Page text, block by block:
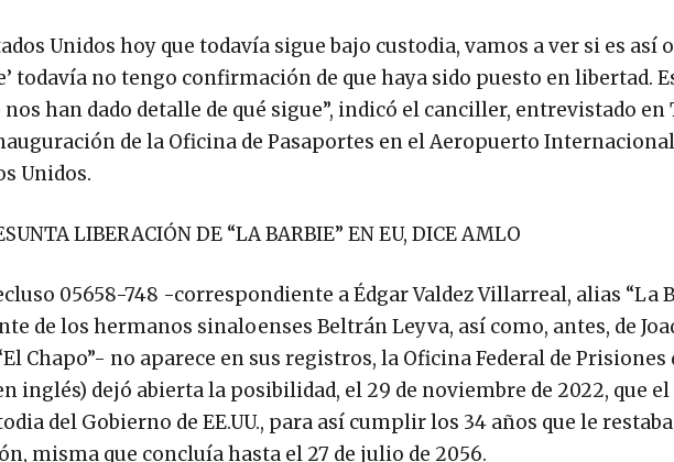
Unidos hoy que todavía sigue bajo custodia, vamos a ver si es así
todavía no tengo confirmación de que haya sido puesto en libertad.
han dado detalle de qué sigue”, indicó el canciller, entrevistado en
de la Oficina de Pasaportes en el Aeropuerto
Unidos.
LIBERACIÓN DE “LA BARBIE” EN EU, DICE AMLO
05658-748 -correspondiente a Édgar Valdez Villarreal, alias “La
de los hermanos sinaloenses Beltrán Leyva, así como, antes, de
Chapo”- no aparece en sus registros, la Oficina Federal de Prisiones
inglés) dejó abierta la posibilidad, el 29 de noviembre de 2022, que el
del Gobierno de EE.UU., para así cumplir los 34 años que le
misma que concluía hasta el 27 de julio de 2056.